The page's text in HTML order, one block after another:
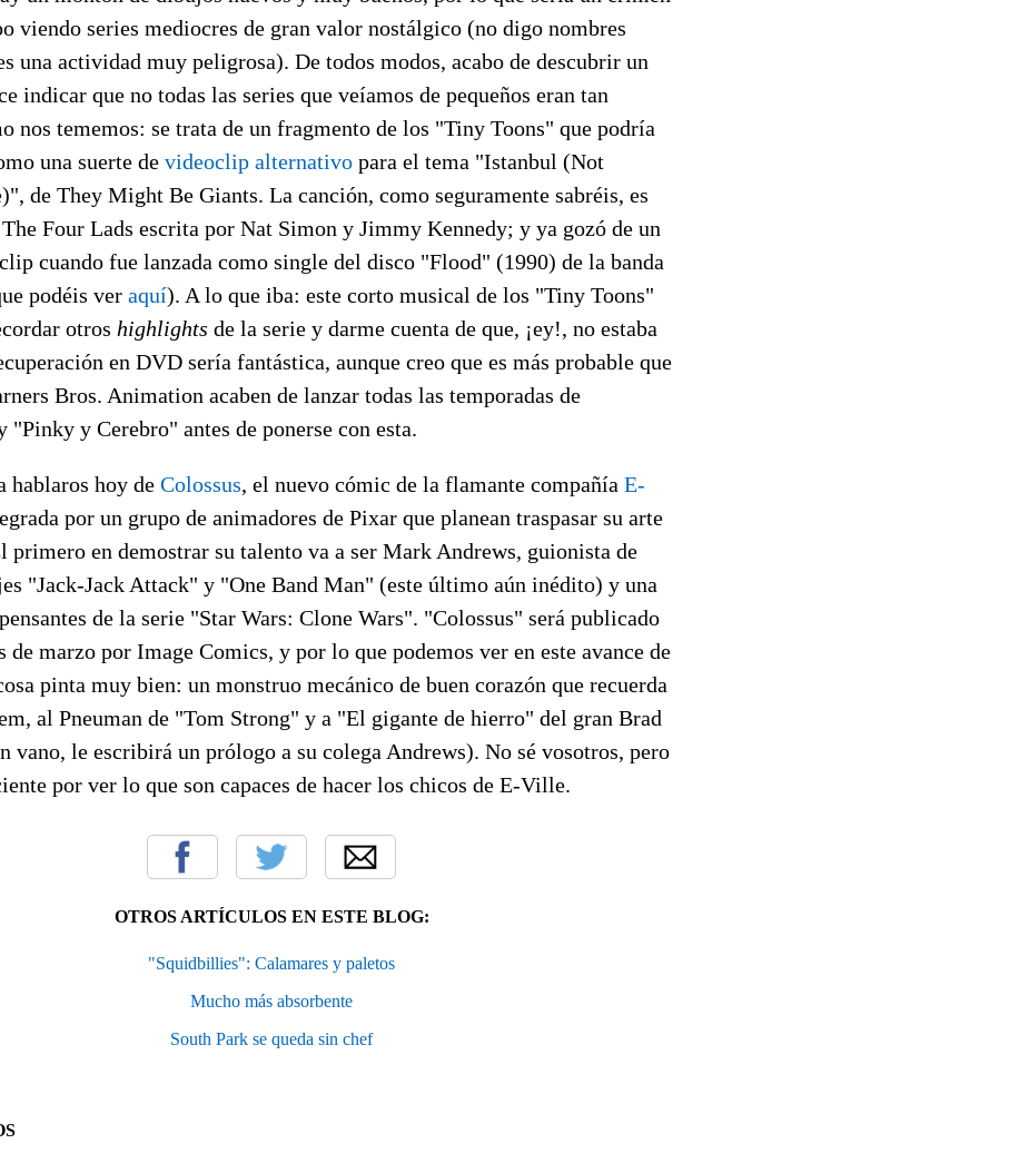
viendo series mediocres de gran valor nostálgico (no digo nombres
una actividad muy peligrosa). De todos modos, acabo de descubrir un
indicar que no todas las series que veíamos de pequeños eran tan
nos tememos: se trata de un fragmento de los "Tiny Toons" que podría
una suerte de videoclip alternativo para el tema "Istanbul (Not
de They Might Be Giants. La canción, como seguramente sabréis, es
Four Lads escrita por Nat Simon y Jimmy Kennedy; y ya gozó de un
cuando fue lanzada como single del disco "Flood" (1990) de la banda
podéis ver aquí). A lo que iba: este corto musical de los "Tiny Toons"
otros highlights de la serie y darme cuenta de que, ¡ey!, no estaba
en DVD sería fantástica, aunque creo que es más probable que
Bros. Animation acaben de lanzar todas las temporadas de
y Cerebro" antes de ponerse con esta.
hablaros hoy de Colossus, el nuevo cómic de la flamante compañía E-
por un grupo de animadores de Pixar que planean traspasar su arte
primero en demostrar su talento va a ser Mark Andrews, guionista de
"Jack-Jack Attack" y "One Band Man" (este último aún inédito) y una
de la serie "Star Wars: Clone Wars". "Colossus" será publicado
de marzo por Image Comics, y por lo que podemos ver en este avance de
pinta muy bien: un monstruo mecánico de buen corazón que recuerda
al Pneuman de "Tom Strong" y a "El gigante de hierro" del gran Brad
vano, le escribirá un prólogo a su colega Andrews). No sé vosotros, pero
por ver lo que son capaces de hacer los chicos de E-Ville.
OTROS ARTÍCULOS EN ESTE BLOG:
"Squidbillies": Calamares y paletos
Mucho más absorbente
South Park se queda sin chef